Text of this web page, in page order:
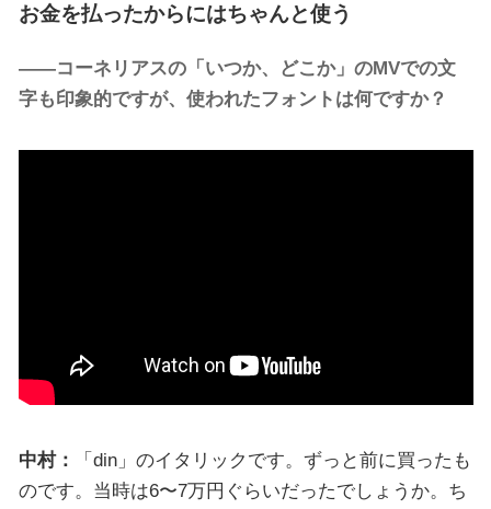
お金を払ったからにはちゃんと使う
――コーネリアスの「いつか、どこか」のMVでの文
字も印象的ですが、使われたフォントは何ですか？
中村：
「din」のイタリックです。ずっと前に買ったも
のです。当時は6〜7万円ぐらいだったでしょうか。ち